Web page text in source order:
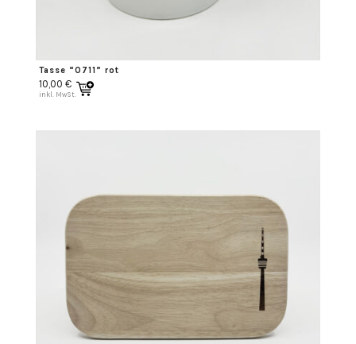
Tasse “0711” rot
10,00 €
inkl. MwSt.